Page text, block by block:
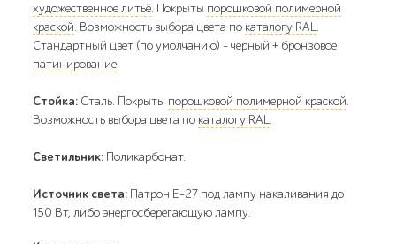
художественное литьё. Покрыты порошковой полимерной
краской. Возможность выбора цвета по каталогу RAL.
Стандартный цвет (по умолчанию) - черный + бронзовое
патинирование.
Стойка: Сталь. Покрыты порошковой полимерной краской.
Возможность выбора цвета по каталогу RAL.
Светильник: Поликарбонат.
Источник света: Патрон E-27 под лампу накаливания до
150 Вт, либо энергосберегающую лампу.